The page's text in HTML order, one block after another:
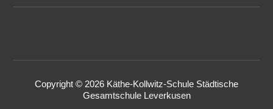
Copyright © 2026 Käthe-Kollwitz-Schule Städtische
Gesamtschule Leverkusen